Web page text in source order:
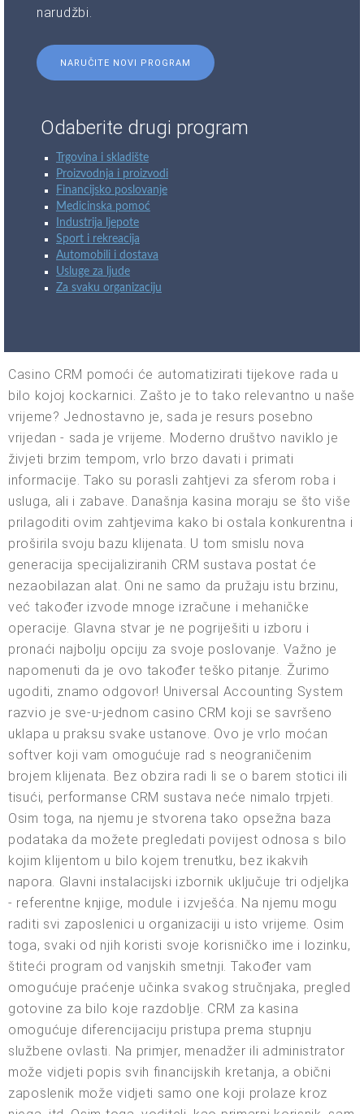
narudžbi.
NARUČITE NOVI PROGRAM
Odaberite drugi program
Trgovina i skladište
Proizvodnja i proizvodi
Financijsko poslovanje
Medicinska pomoć
Industrija ljepote
Sport i rekreacija
Automobili i dostava
Usluge za ljude
Za svaku organizaciju
Casino CRM pomoći će automatizirati tijekove rada u
bilo kojoj kockarnici. Zašto je to tako relevantno u naše
vrijeme? Jednostavno je, sada je resurs posebno
vrijedan - sada je vrijeme. Moderno društvo naviklo je
živjeti brzim tempom, vrlo brzo davati i primati
informacije. Tako su porasli zahtjevi za sferom roba i
usluga, ali i zabave. Današnja kasina moraju se što više
prilagoditi ovim zahtjevima kako bi ostala konkurentna i
proširila svoju bazu klijenata. U tom smislu nova
generacija specijaliziranih CRM sustava postat će
nezaobilazan alat. Oni ne samo da pružaju istu brzinu,
već također izvode mnoge izračune i mehaničke
operacije. Glavna stvar je ne pogriješiti u izboru i
pronaći najbolju opciju za svoje poslovanje. Važno je
napomenuti da je ovo također teško pitanje. Žurimo
ugoditi, znamo odgovor! Universal Accounting System
razvio je sve-u-jednom casino CRM koji se savršeno
uklapa u praksu svake ustanove. Ovo je vrlo moćan
softver koji vam omogućuje rad s neograničenim
brojem klijenata. Bez obzira radi li se o barem stotici ili
tisući, performanse CRM sustava neće nimalo trpjeti.
Osim toga, na njemu je stvorena tako opsežna baza
podataka da možete pregledati povijest odnosa s bilo
kojim klijentom u bilo kojem trenutku, bez ikakvih
napora. Glavni instalacijski izbornik uključuje tri odjeljka
- referentne knjige, module i izvješća. Na njemu mogu
raditi svi zaposlenici u organizaciji u isto vrijeme. Osim
toga, svaki od njih koristi svoje korisničko ime i lozinku,
štiteći program od vanjskih smetnji. Također vam
omogućuje praćenje učinka svakog stručnjaka, pregled
gotovine za bilo koje razdoblje. CRM za kasina
omogućuje diferencijaciju pristupa prema stupnju
službene ovlasti. Na primjer, menadžer ili administrator
može vidjeti popis svih financijskih kretanja, a obični
zaposlenik može vidjeti samo one koji prolaze kroz